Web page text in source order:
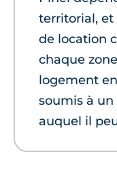
territorial,
de location
chaque
logement
soumis à
auquel il